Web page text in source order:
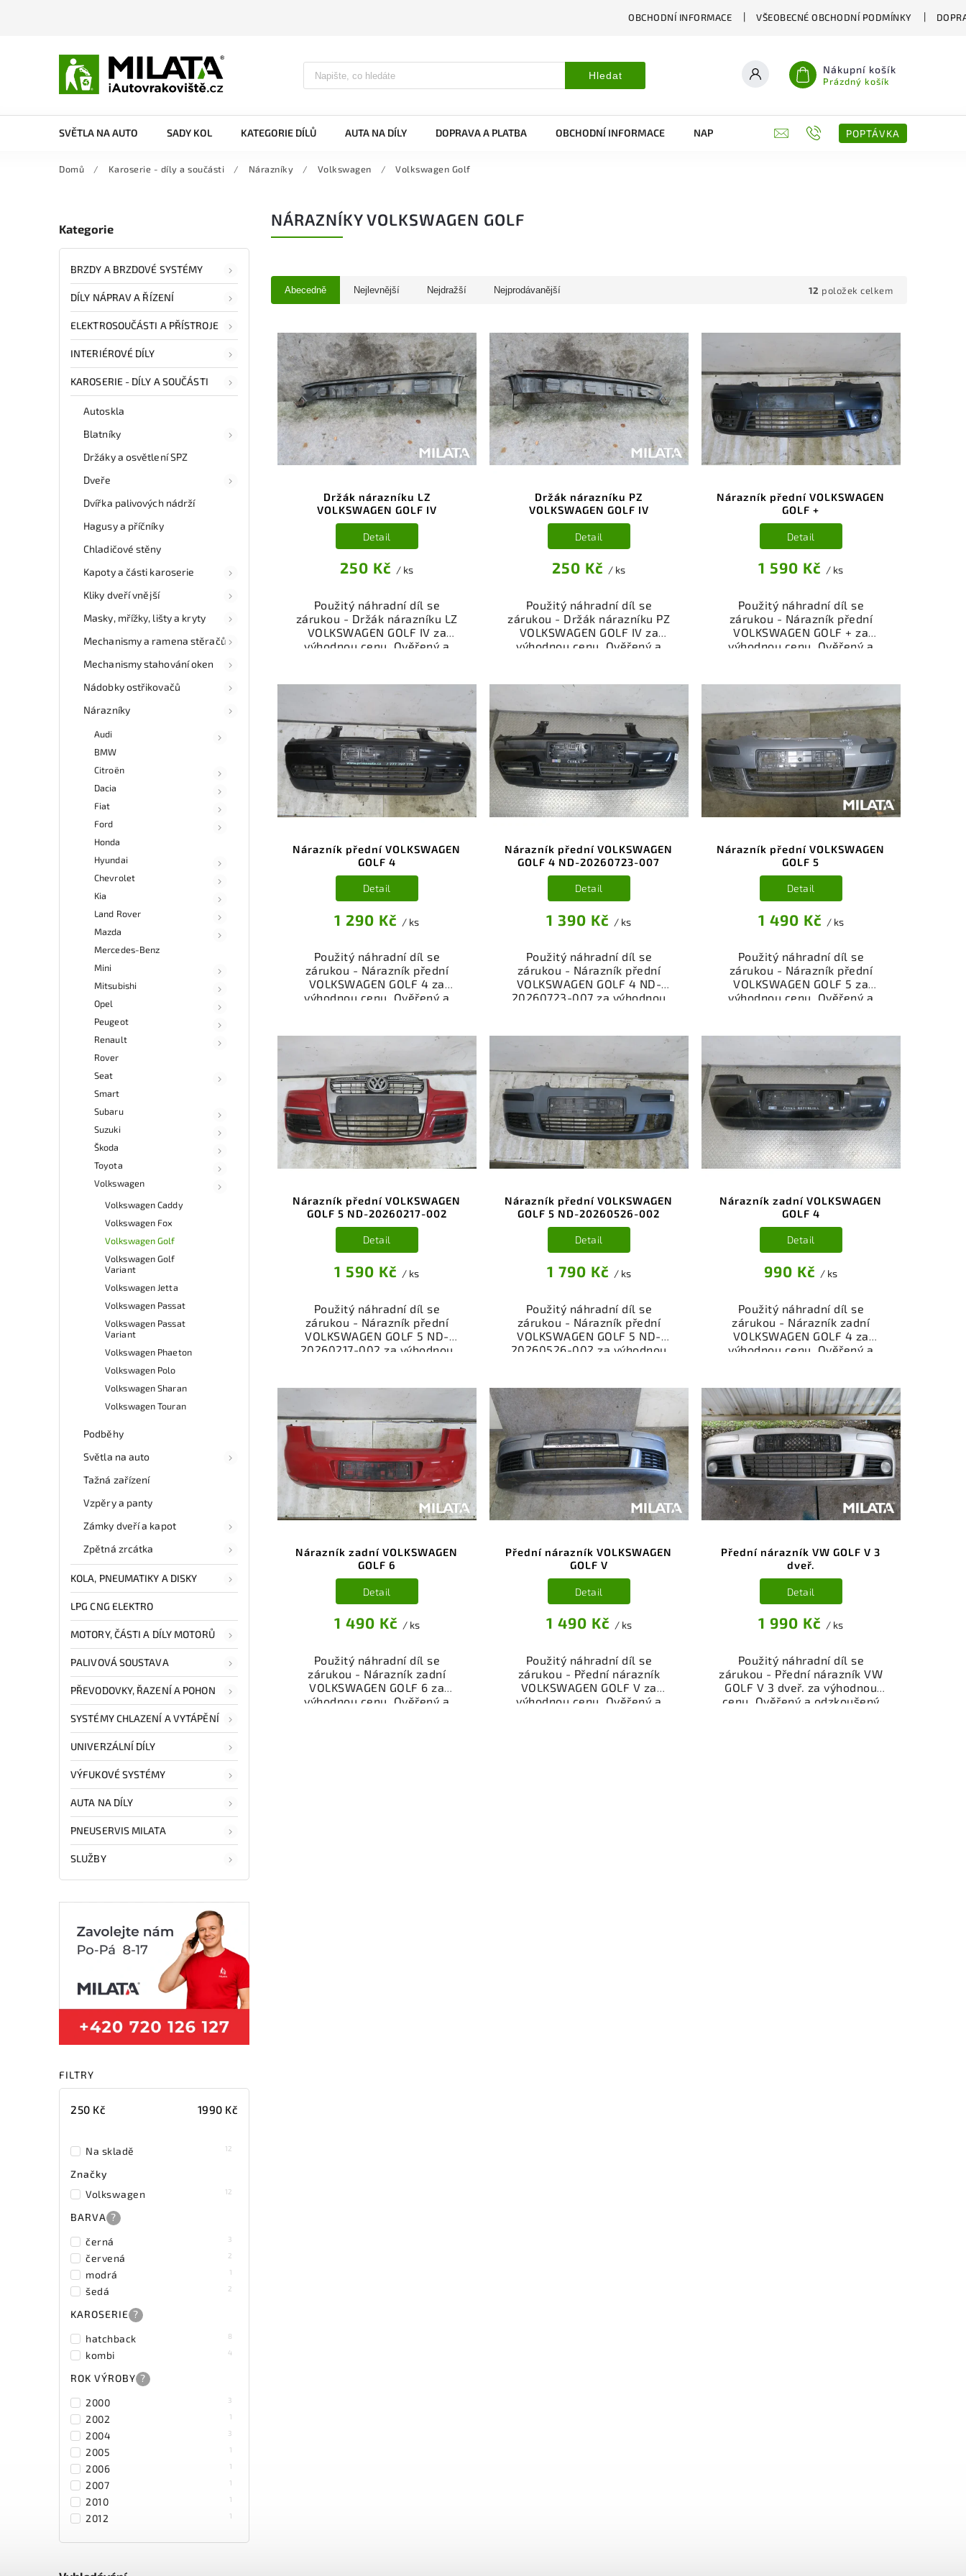
OBCHODNÍ INFORMACE VŠEOBECNÉ OBCHODNÍ PODMÍNKY
Hledat Nákupní košík
Prázdný košík
SVĚTLA NA AUTO SADY KOL KATEGORIE DÍLŮ AUTA NA DÍLY DOPRAVA A PLATBA OBCHODNÍ INFORMACE NAPIŠTE NÁM KONTAKTY POPTÁVKA
Domů / Karoserie - díly a součásti / Nárazníky / Volkswagen / Volkswagen Golf
Kategorie
BRZDY A BRZDOVÉ SYSTÉMY
DÍLY NÁPRAV A ŘÍZENÍ
ELEKTROSOUČÁSTI A PŘÍSTROJE
INTERIÉROVÉ DÍLY
KAROSERIE - DÍLY A SOUČÁSTI
Autoskla
Blatníky
Držáky a osvětlení SPZ
Dveře
Dvířka palivových nádrží
Hagusy a příčníky
Chladičové stěny
Kapoty a části karoserie
Kliky dveří vnější
Masky, mřížky, lišty a kryty
Mechanismy a ramena stěračů
Mechanismy stahování oken
Nádobky ostřikovačů
Nárazníky
Audi
BMW
Citroën
Dacia
Fiat
Ford
Honda
Hyundai
Chevrolet
Kia
Land Rover
Mazda
Mercedes-Benz
Mini
Mitsubishi
Opel
Peugeot
Renault
Rover
Seat
Smart
Subaru
Suzuki
Škoda
Toyota
Volkswagen
Volkswagen Caddy
Volkswagen Fox
Volkswagen Golf
Volkswagen Golf
Variant
Volkswagen Jetta
Volkswagen Passat
Volkswagen Passat
Variant
Volkswagen Phaeton
Volkswagen Polo
Volkswagen Sharan
Volkswagen Touran
Podběhy
Světla na auto
Tažná zařízení
Vzpěry a panty
Zámky dveří a kapot
Zpětná zrcátka
KOLA, PNEUMATIKY A DISKY
LPG CNG ELEKTRO
MOTORY, ČÁSTI A DÍLY MOTORŮ
PALIVOVÁ SOUSTAVA
PŘEVODOVKY, ŘAZENÍ A POHON
SYSTÉMY CHLAZENÍ A VYTÁPĚNÍ
UNIVERZÁLNÍ DÍLY
VÝFUKOVÉ SYSTÉMY
AUTA NA DÍLY
PNEUSERVIS MILATA
SLUŽBY
FILTRY
250 Kč 1990 Kč
Na skladě 12
Značky
Volkswagen
12
BARVA ?
černá
3
červená 2
modrá 1
šedá 2
KAROSERIE ?
hatchback
8
kombi 4
ROK VÝROBY ?
2000
3
2002 1
2004 3
2005 1
2006 1
2007 1
2010 1
2012 1
NÁRAZNÍKY VOLKSWAGEN GOLF
Abecedně Nejlevnější Nejdražší Nejprodávanější 12 položek celkem
Držák nárazníku LZ
VOLKSWAGEN GOLF IV
250 Kč / ks
Detail
Použitý náhradní díl se
zárukou - Držák nárazníku LZ
VOLKSWAGEN GOLF IV za
výhodnou cenu. Ověřený a
váš vůz. Ověřený a funkční
autodíl z vrakoviště,
připravený k montáži.
Nabízíme osobní odběr nebo
rychlé doručení přes e-shop.
Samozřejmostí je garance
vrácení peněz v případě
nespokojenosti.
Držák nárazníku PZ
VOLKSWAGEN GOLF IV
250 Kč / ks
Detail
Použitý náhradní díl se
zárukou - Držák nárazníku PZ
VOLKSWAGEN GOLF IV za
výhodnou cenu. Ověřený a
váš vůz. Ověřený a funkční
autodíl z vrakoviště,
připravený k montáži.
Nabízíme osobní odběr nebo
rychlé doručení přes e-shop.
Samozřejmostí je garance
vrácení peněz v případě
nespokojenosti.
Nárazník přední VOLKSWAGEN
GOLF +
1 590 Kč / ks
Detail
Použitý náhradní díl se
zárukou - Nárazník přední
VOLKSWAGEN GOLF + za
výhodnou cenu. Ověřený a
váš vůz. Ověřený a funkční
autodíl z vrakoviště,
připravený k montáži.
Nabízíme osobní odběr nebo
rychlé doručení přes e-shop.
Samozřejmostí je garance
vrácení peněz v případě
nespokojenosti.
Nárazník přední VOLKSWAGEN
GOLF 4
1 290 Kč / ks
Detail
Použitý náhradní díl se
zárukou - Nárazník přední
VOLKSWAGEN GOLF 4 za
výhodnou cenu. Ověřený a
váš vůz. Ověřený a funkční
autodíl z vrakoviště,
připravený k montáži.
Nabízíme osobní odběr nebo
rychlé doručení přes e-shop.
Samozřejmostí je garance
vrácení peněz v případě
nespokojenosti.
Nárazník přední VOLKSWAGEN
GOLF 4 ND-20260723-007
1 390 Kč / ks
Detail
Použitý náhradní díl se
zárukou - Nárazník přední
VOLKSWAGEN GOLF 4 ND-
20260723-007 za výhodnou
díly a součásti pro váš vůz.
Ověřený a funkční autodíl z
vrakoviště, připravený k
montáži. Nabízíme osobní
odběr nebo rychlé doručení
přes e-shop. Samozřejmostí je
garance vrácení peněz v
případě nespokojenosti.
Nárazník přední VOLKSWAGEN
GOLF 5
1 490 Kč / ks
Detail
Použitý náhradní díl se
zárukou - Nárazník přední
VOLKSWAGEN GOLF 5 za
výhodnou cenu. Ověřený a
váš vůz. Ověřený a funkční
autodíl z vrakoviště,
připravený k montáži.
Nabízíme osobní odběr nebo
rychlé doručení přes e-shop.
Samozřejmostí je garance
vrácení peněz v případě
nespokojenosti.
Nárazník přední VOLKSWAGEN
GOLF 5 ND-20260217-002
1 590 Kč / ks
Detail
Použitý náhradní díl se
zárukou - Nárazník přední
VOLKSWAGEN GOLF 5 ND-
20260217-002 za výhodnou
díly a součásti pro váš vůz.
vrakoviště, připravený k
montáži. Nabízíme osobní
odběr nebo rychlé doručení
přes e-shop. Samozřejmostí je
garance vrácení peněz v
případě nespokojenosti.
Nárazník přední VOLKSWAGEN
GOLF 5 ND-20260526-002
1 790 Kč / ks
Detail
Použitý náhradní díl se
zárukou - Nárazník přední
VOLKSWAGEN GOLF 5 ND-
20260526-002 za výhodnou
díly a součásti pro váš vůz.
Ověřený a funkční autodíl z
vrakoviště, připravený k
montáži. Nabízíme osobní
odběr nebo rychlé doručení
přes e-shop. Samozřejmostí je
garance vrácení peněz v
případě nespokojenosti.
Nárazník zadní VOLKSWAGEN
GOLF 4
990 Kč / ks
Detail
Použitý náhradní díl se
zárukou - Nárazník zadní
VOLKSWAGEN GOLF 4 za
výhodnou cenu. Ověřený a
váš vůz. Ověřený a funkční
autodíl z vrakoviště,
připravený k montáži.
Nabízíme osobní odběr nebo
rychlé doručení přes e-shop.
Samozřejmostí je garance
vrácení peněz v případě
nespokojenosti.
Nárazník zadní VOLKSWAGEN
GOLF 6
1 490 Kč / ks
Detail
Použitý náhradní díl se
zárukou - Nárazník zadní
VOLKSWAGEN GOLF 6 za
výhodnou cenu. Ověřený a
Přední nárazník VOLKSWAGEN
GOLF V
1 490 Kč / ks
Detail
Použitý náhradní díl se
zárukou - Přední nárazník
VOLKSWAGEN GOLF V za
výhodnou cenu. Ověřený a
Přední nárazník VW GOLF V 3
dveř.
1 990 Kč / ks
Detail
Použitý náhradní díl se
zárukou - Přední nárazník VW
GOLF V 3 dveř. za výhodnou
cenu. Ověřený a odzkoušený